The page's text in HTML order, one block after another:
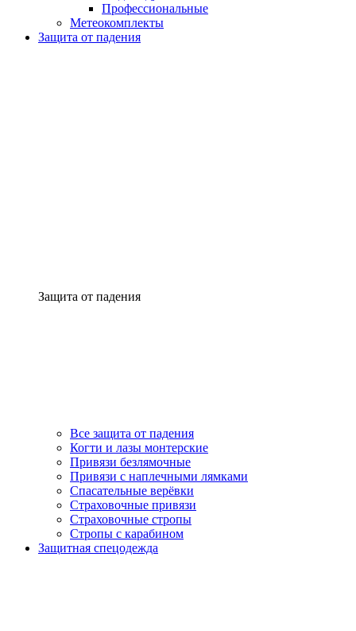
Профессиональные
Метеокомплекты
Защита от падения
Защита от падения
Все защита от падения
Когти и лазы монтерские
Привязи безлямочные
Привязи с наплечными лямками
Спасательные верёвки
Страховочные привязи
Страховочные стропы
Стропы с карабином
Защитная спецодежда